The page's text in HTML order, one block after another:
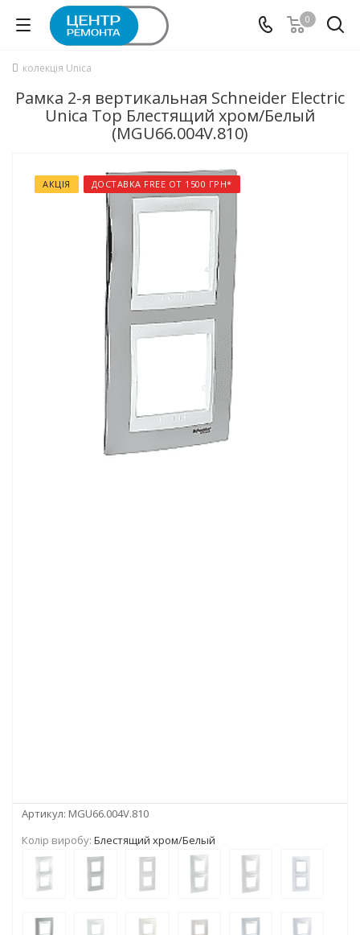
0
колекція Unica
Рамка 2-я вертикальная Schneider Electric
Unica Top Блестящий хром/Белый
(MGU66.004V.810)
АКЦІЯ ДОСТАВКА FREE ОТ 1500 ГРН*
Артикул: MGU66.004V.810
Колір виробу: Блестящий хром/Белый